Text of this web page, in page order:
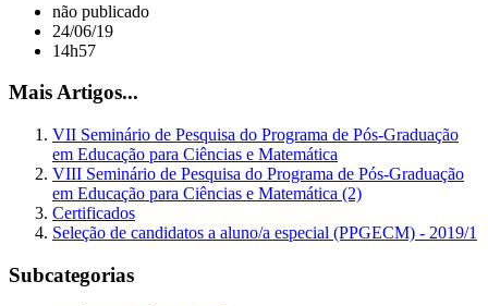
não publicado
24/06/19
14h57
Mais Artigos...
VII Seminário de Pesquisa do Programa de Pós-Graduação
em Educação para Ciências e Matemática
VIII Seminário de Pesquisa do Programa de Pós-Graduação
em Educação para Ciências e Matemática (2)
Certificados
Seleção de candidatos a aluno/a especial (PPGECM) - 2019/1
Subcategorias